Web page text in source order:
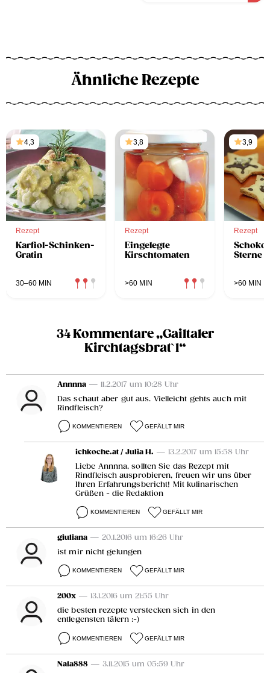
Ähnliche Rezepte
4,3
Rezept
Karfiol-Schinken-
Gratin
30–60 MIN
3,8
Rezept
Eingelegte
Kirschtomaten
>60 MIN
3,9
Rezept
Sterne
>60 MIN
34 Kommentare „Gailtaler
Kirchtagsbrat`l“
Annnna — 11.2.2017 um 10:28 Uhr
Das schaut aber gut aus. Vielleicht gehts auch mit
Rindfleisch?
KOMMENTIEREN GEFÄLLT MIR
ichkoche.at / Julia H. — 13.2.2017 um 15:58 Uhr
Liebe Annnna, sollten Sie das Rezept mit
Rindfleisch ausprobieren, freuen wir uns über
Ihren Erfahrungsbericht! Mit kulinarischen
Grüßen - die Redaktion
KOMMENTIEREN GEFÄLLT MIR
giuliana — 20.1.2016 um 16:26 Uhr
ist mir nicht gelungen
KOMMENTIEREN GEFÄLLT MIR
200x — 13.1.2016 um 21:55 Uhr
die besten rezepte verstecken sich in den
entlegensten tälern :-)
KOMMENTIEREN GEFÄLLT MIR
Nala888 — 3.11.2015 um 05:59 Uhr